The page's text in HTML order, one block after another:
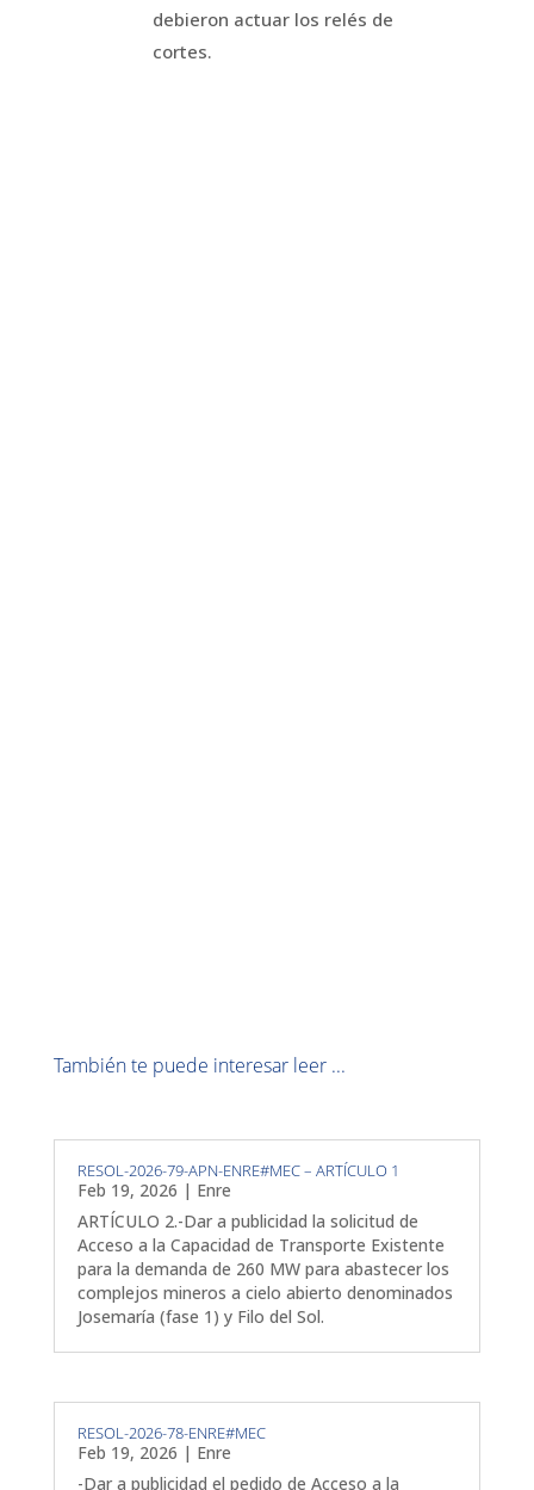
debieron actuar los relés de
cortes.
También te puede interesar leer ...
RESOL-2026-79-APN-ENRE#MEC – ARTÍCULO 1
Feb 19, 2026 | Enre
ARTÍCULO 2.-Dar a publicidad la solicitud de
Acceso a la Capacidad de Transporte Existente
para la demanda de 260 MW para abastecer los
complejos mineros a cielo abierto denominados
Josemaría (fase 1) y Filo del Sol.
RESOL-2026-78-ENRE#MEC
Feb 19, 2026 | Enre
-Dar a publicidad el pedido de Acceso a la